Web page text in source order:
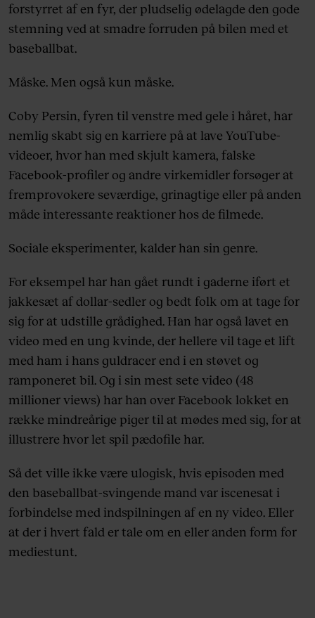
forstyrret af en fyr, der pludselig ødelagde den gode
stemning ved at smadre forruden på bilen med et
baseballbat.
Måske. Men også kun måske.
Coby Persin, fyren til venstre med gele i håret, har
nemlig skabt sig en karriere på at lave YouTube-
videoer, hvor han med skjult kamera, falske
Facebook-profiler og andre virkemidler forsøger at
fremprovokere seværdige, grinagtige eller på anden
måde interessante reaktioner hos de filmede.
Sociale eksperimenter, kalder han sin genre.
For eksempel har han gået rundt i gaderne iført et
jakkesæt af dollar-sedler og bedt folk om at tage for
sig for at udstille grådighed. Han har også lavet en
video med en ung kvinde, der hellere vil tage et lift
med ham i hans guldracer end i en støvet og
ramponeret bil. Og i sin mest sete video (48
millioner views) har han over Facebook lokket en
række mindreårige piger til at mødes med sig, for at
illustrere hvor let spil pædofile har.
Så det ville ikke være ulogisk, hvis episoden med
den baseballbat-svingende mand var iscenesat i
forbindelse med indspilningen af en ny video. Eller
at der i hvert fald er tale om en eller anden form for
mediestunt.